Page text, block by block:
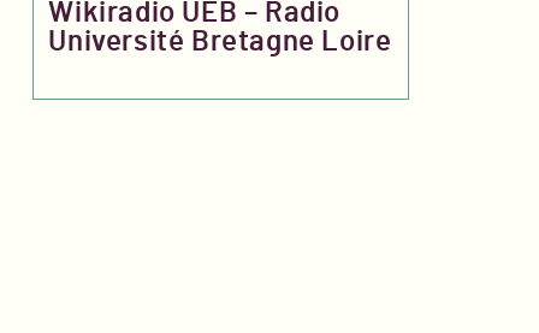
Wikiradio UEB – Radio
Université Bretagne Loire